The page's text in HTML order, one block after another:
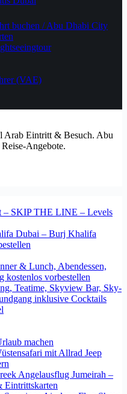
buchen / Abu Dhabi City
(VAE)
Arab Eintritt & Besuch. Abu
Angebote.
– SKIP THE LINE – Levels
Dubai – Burj Khalifa
& Lunch, Abendessen,
kostenlos vorbestellen
Teatime, Skyview Bar, Sky-
inklusive Cocktails
machen
mit Allrad Jeep
Angelausflug Jumeirah –
Eintrittskarten